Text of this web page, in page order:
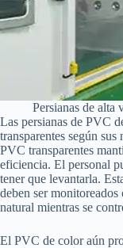
Persianas de alta
Las persianas de PVC
transparentes según
PVC transparentes
eficiencia. El personal
tener que levantarla.
deben ser
natural mientras se
El PVC de color aún